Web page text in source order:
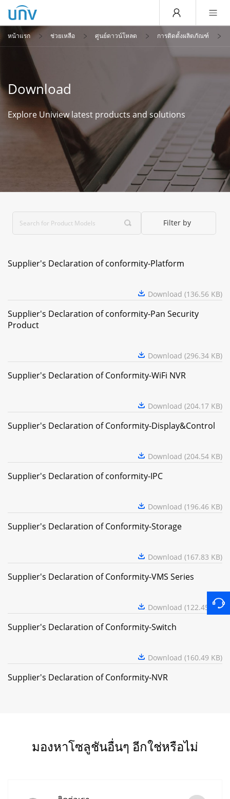
หน้าแรก ช่วยเหลือ ศูนย์ดาวน์โหลด การติดตั้งผลิตภัณฑ์
Download
Explore Uniview latest products and solutions
Filter by
Supplier's Declaration of conformity-Platform
Download (136.56 KB)
Supplier's Declaration of conformity-Pan Security
Product
Download (296.34 KB)
Supplier's Declaration of Conformity-WiFi NVR
Download (204.17 KB)
Supplier's Declaration of Conformity-Display&Control
Download (204.54 KB)
Supplier's Declaration of conformity-IPC
Download (196.46 KB)
Supplier's Declaration of Conformity-Storage
Download (167.83 KB)
Supplier's Declaration of Conformity-VMS Series
Download (122.45 KB)
Supplier's Declaration of Conformity-Switch
Download (160.49 KB)
Supplier's Declaration of Conformity-NVR
มองหาโซลูชันอื่นๆ อีกใช่หรือไม่